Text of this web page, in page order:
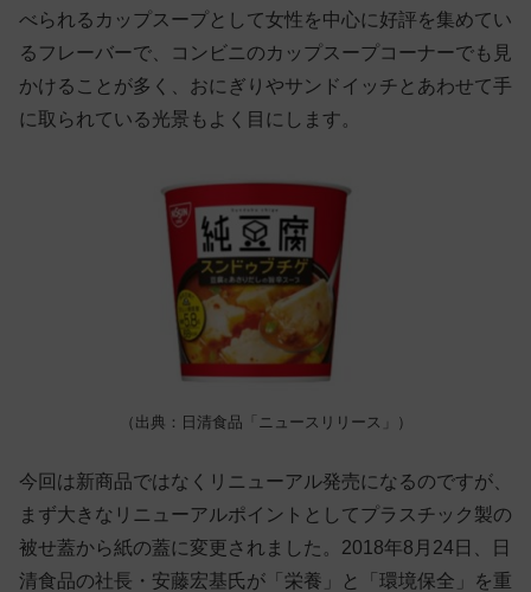
べられるカップスープとして女性を中心に好評を集めてい
るフレーバーで、コンビニのカップスープコーナーでも見
かけることが多く、おにぎりやサンドイッチとあわせて手
に取られている光景もよく目にします。
（出典：日清食品「ニュースリリース」）
今回は新商品ではなくリニューアル発売になるのですが、
まず大きなリニューアルポイントとしてプラスチック製の
被せ蓋から紙の蓋に変更されました。2018年8月24日、日
清食品の社長・安藤宏基氏が「栄養」と「環境保全」を重